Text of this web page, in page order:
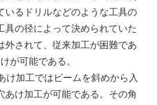
いるドリルなどのような工具の
具の径によって決められていた
外されて、従来加工が困難であ
が可能である。
け加工ではビームを斜めから入
あけ加工が可能である。その角